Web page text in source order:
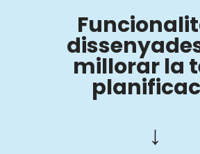
millorar la
↓